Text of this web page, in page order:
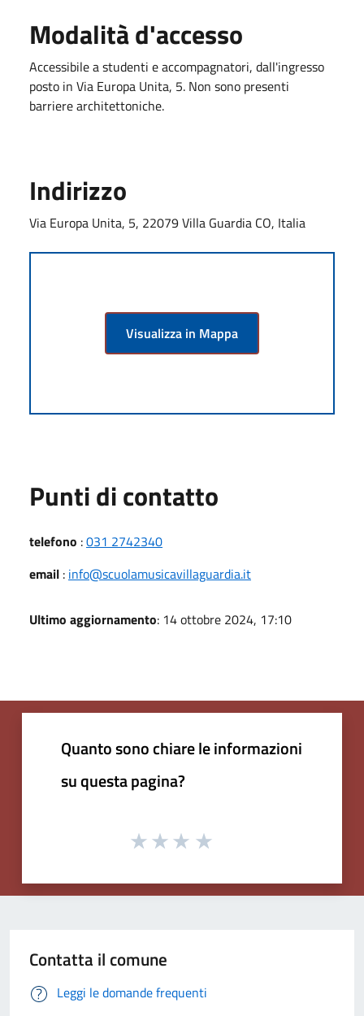
Modalità d'accesso
Accessibile a studenti e accompagnatori, dall'ingresso
posto in Via Europa Unita, 5. Non sono presenti
barriere architettoniche.
Indirizzo
Via Europa Unita, 5, 22079 Villa Guardia CO, Italia
Visualizza in Mappa
Punti di contatto
telefono :031 2742340
email : info@scuolamusicavillaguardia.it
Ultimo aggiornamento: 14 ottobre 2024, 17:10
Quanto sono chiare le informazioni
su questa pagina?
Contatta il comune
Leggi le domande frequenti